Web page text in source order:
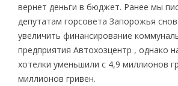
вернет деньги в бюджет. Ранее мы
депутатам горсовета Запорожья
увеличить финансирование
предприятия Автохозцентр , однако
хотелки уменьшили с 4,9 миллионов
миллионов гривен.